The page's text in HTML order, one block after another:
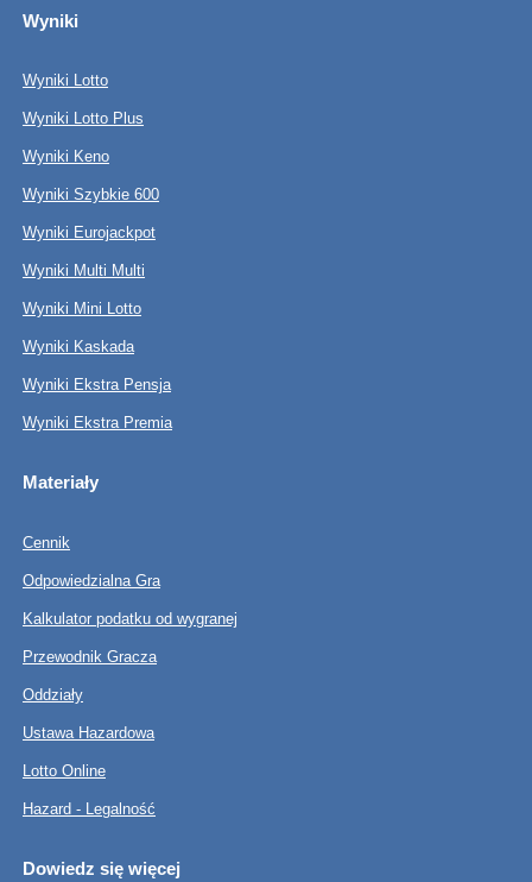
Wyniki
Wyniki Lotto
Wyniki Lotto Plus
Wyniki Keno
Wyniki Szybkie 600
Wyniki Eurojackpot
Wyniki Multi Multi
Wyniki Mini Lotto
Wyniki Kaskada
Wyniki Ekstra Pensja
Wyniki Ekstra Premia
Materiały
Cennik
Odpowiedzialna Gra
Kalkulator podatku od wygranej
Przewodnik Gracza
Oddziały
Ustawa Hazardowa
Lotto Online
Hazard - Legalność
Dowiedz się więcej